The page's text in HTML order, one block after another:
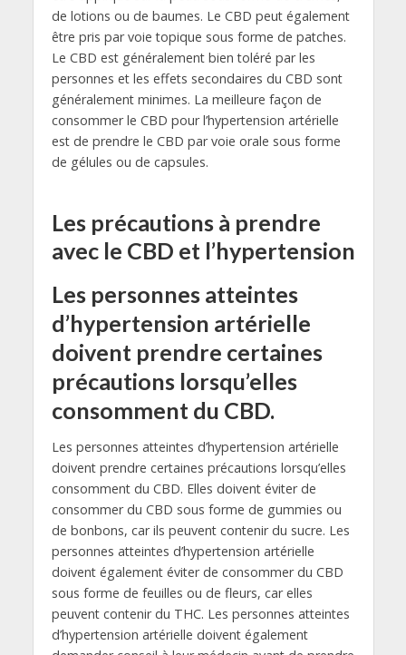
de lotions ou de baumes. Le CBD peut également
être pris par voie topique sous forme de patches.
Le CBD est généralement bien toléré par les
personnes et les effets secondaires du CBD sont
généralement minimes. La meilleure façon de
consommer le CBD pour l’hypertension artérielle
est de prendre le CBD par voie orale sous forme
de gélules ou de capsules.
Les précautions à prendre
avec le CBD et l’hypertension
Les personnes atteintes
d’hypertension artérielle
doivent prendre certaines
précautions lorsqu’elles
consomment du CBD.
Les personnes atteintes d’hypertension artérielle
doivent prendre certaines précautions lorsqu’elles
consomment du CBD. Elles doivent éviter de
consommer du CBD sous forme de gummies ou
de bonbons, car ils peuvent contenir du sucre. Les
personnes atteintes d’hypertension artérielle
doivent également éviter de consommer du CBD
sous forme de feuilles ou de fleurs, car elles
peuvent contenir du THC. Les personnes atteintes
d’hypertension artérielle doivent également